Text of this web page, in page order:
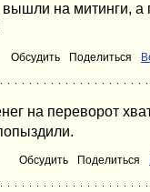
на митинги, а
Обсудить Поделиться
на переворот
Обсудить Поделиться